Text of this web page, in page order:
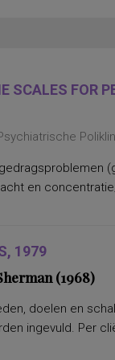
SCALES FOR
en
1979
(1968)
doelen en
ingevuld. Per